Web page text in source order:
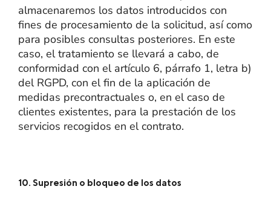
almacenaremos los datos introducidos con
fines de procesamiento de la solicitud, así como
para posibles consultas posteriores. En este
caso, el tratamiento se llevará a cabo, de
conformidad con el artículo 6, párrafo 1, letra b)
del RGPD, con el fin de la aplicación de
medidas precontractuales o, en el caso de
clientes existentes, para la prestación de los
servicios recogidos en el contrato.
10. Supresión o bloqueo de los datos